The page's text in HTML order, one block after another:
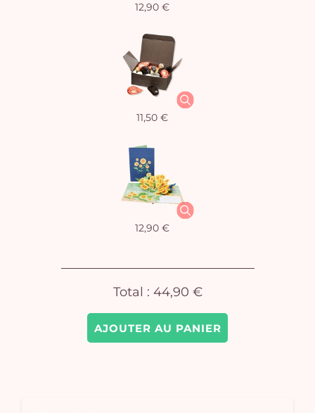
AJOUTER AU PANIER
12,90 €
11,50 €
12,90 €
Total : 44,90 €